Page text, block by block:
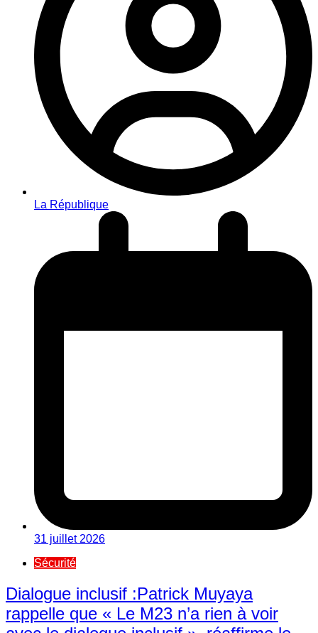
La République
31 juillet 2026
Sécurité
Dialogue inclusif :Patrick Muyaya
rappelle que « Le M23 n’a rien à voir